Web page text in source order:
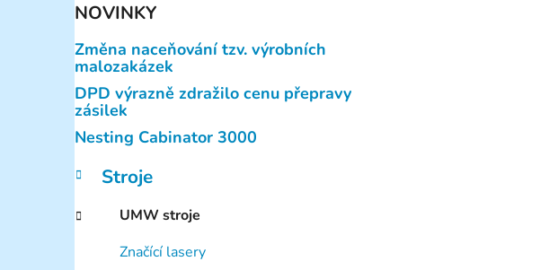
n
n
í
p
a
n
l
NOVINKY
Změna naceňování tzv. výrobních
malozakázek
DPD výrazně zdražilo cenu přepravy
zásilek
Nesting Cabinator 3000
Přeskočit
kategorie
K
a
e
Stroje
UMW stroje
Značící lasery